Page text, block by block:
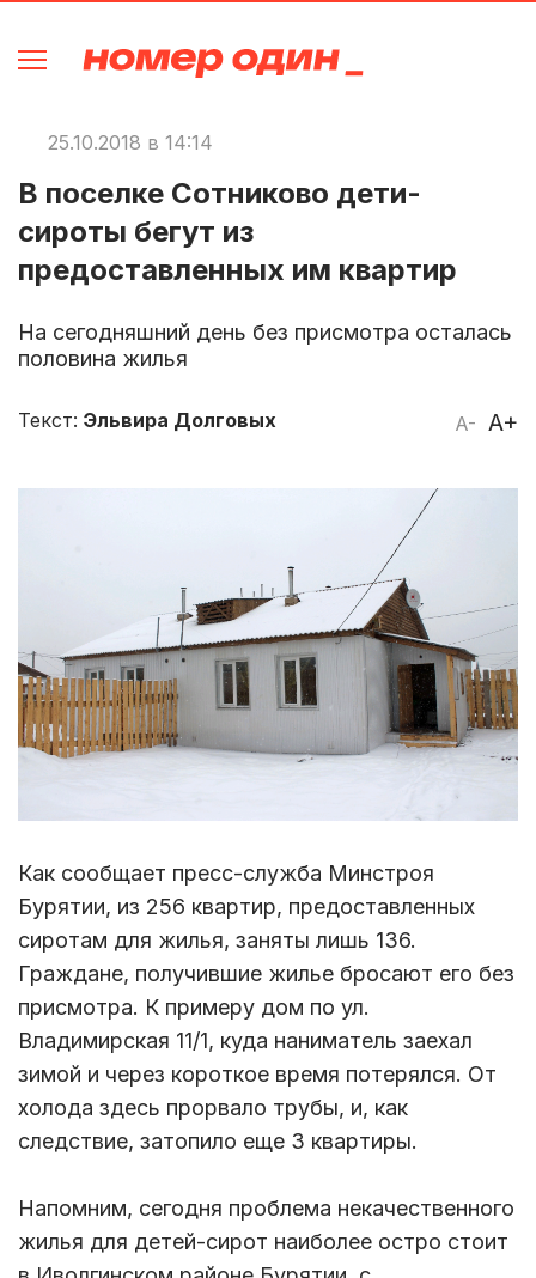
25.10.2018 в 14:14
В поселке Сотниково дети-
сироты бегут из
предоставленных им квартир
На сегодняшний день без присмотра осталась
половина жилья
A- A+
Текст: Эльвира Долговых
Как сообщает пресс-служба Минстроя
Бурятии, из 256 квартир, предоставленных
сиротам для жилья, заняты лишь 136.
Граждане, получившие жилье бросают его без
присмотра. К примеру дом по ул.
Владимирская 11/1, куда наниматель заехал
зимой и через короткое время потерялся. От
холода здесь прорвало трубы, и, как
следствие, затопило еще 3 квартиры.
Напомним, сегодня проблема некачественного
жилья для детей-сирот наиболее остро стоит